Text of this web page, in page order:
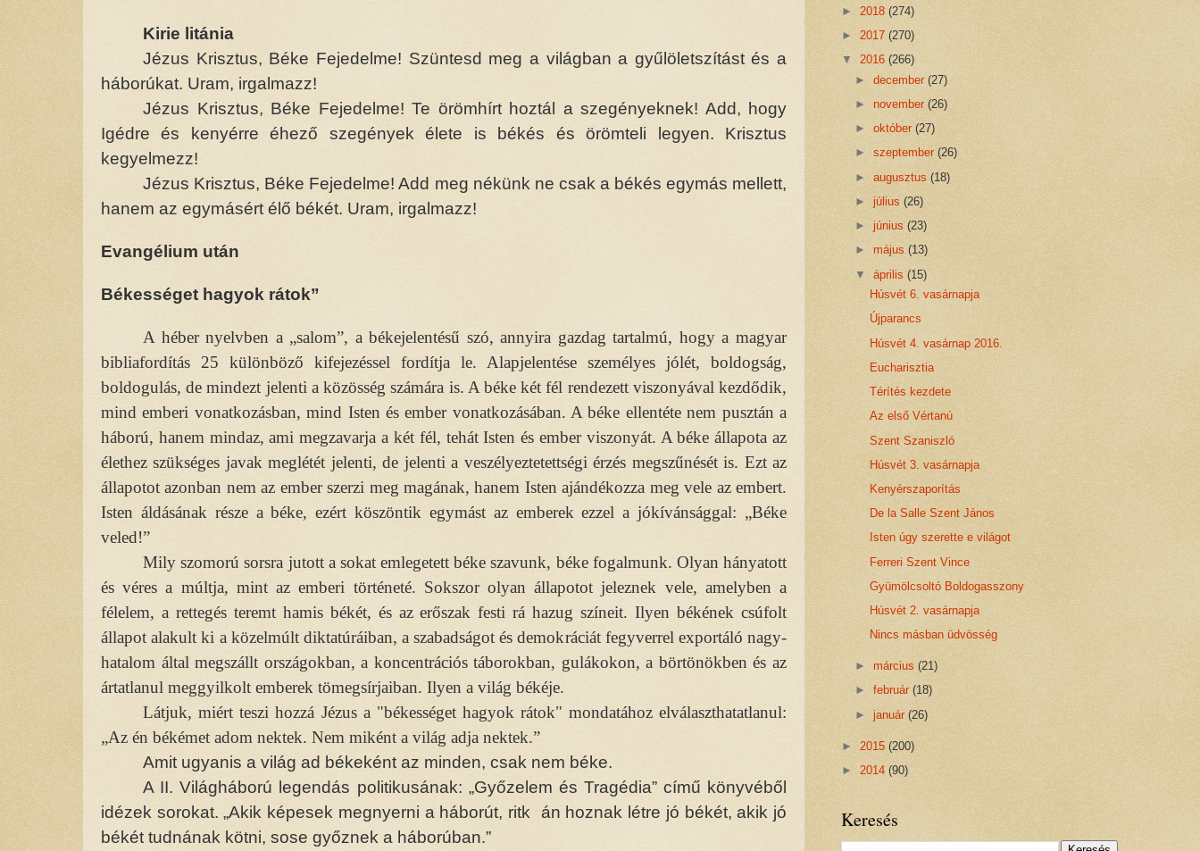
Kirie litánia
Jézus Krisztus, Béke Fejedelme! Szüntesd meg a világban a gyűlöletszítást és a
háborúkat. Uram, irgalmazz!
Jézus Krisztus, Béke Fejedelme! Te örömhírt hoztál a szegényeknek! Add, hogy
Igédre és kenyérre éhező szegények élete is békés és örömteli legyen. Krisztus
kegyelmezz!
Jézus Krisztus, Béke Fejedelme! Add meg nékünk ne csak a békés egymás mellett,
hanem az egymásért élő békét. Uram, irgalmazz!
Evangélium után
Békességet hagyok rátok”
A héber nyelvben a „salom”, a békejelentésű szó, annyira gazdag tartalmú, hogy a magyar
bibliafordítás 25 különböző kifejezéssel fordítja le. Alapjelentése személyes jólét, boldogság,
boldogulás, de mindezt jelenti a közösség számára is. A béke két fél rendezett viszonyával kezdődik,
mind emberi vonatkozásban, mind Isten és ember vonatkozásában. A béke ellentéte nem pusztán a
háború, hanem mindaz, ami megzavarja a két fél, tehát Isten és ember viszonyát. A béke állapota az
élethez szükséges javak meglétét jelenti, de jelenti a veszélyeztetettségi érzés megszűnését is. Ezt az
állapotot azonban nem az ember szerzi meg magának, hanem Isten ajándékozza meg vele az embert.
Isten áldásának része a béke, ezért köszöntik egymást az emberek ezzel a jókívánsággal: „Béke
veled!”
Mily szomorú sorsra jutott a sokat emlegetett béke szavunk, béke fogalmunk. Olyan hányatott
és véres a múltja, mint az emberi történeté. Sokszor olyan állapotot jeleznek vele, amelyben a
félelem, a rettegés teremt hamis békét, és az erőszak festi rá hazug színeit. Ilyen békének csúfolt
állapot alakult ki a közelmúlt diktatúráiban, a szabadságot és demokráciát fegyverrel exportáló nagy-
hatalom által megszállt országokban, a koncentrációs táborokban, gulákokon, a börtönökben és az
ártatlanul meggyilkolt emberek tömegsírjaiban. Ilyen a világ békéje.
Látjuk, miért teszi hozzá Jézus a "békességet hagyok rátok" mondatához elválaszthatatlanul:
„Az én békémet adom nektek. Nem miként a világ adja nektek.”
Amit ugyanis a világ ad békeként az minden, csak nem béke.
A II. Világháború legendás politikusának: „Győzelem és Tragédia” című könyvéből
idézek sorokat. „Akik képesek megnyerni a háborút, ritk án hoznak létre jó békét, akik jó
békét tudnának kötni, sose győznek a háborúban.”
► 2018 (274)
► 2017 (270)
▼ 2016 (266)
►december(27)
►november(26)
►október(27)
►szeptember(26)
►augusztus(18)
►július(26)
►június(23)
►május(13)
▼április(15)
Húsvét 6. vasárnapja
Újparancs
Húsvét 4. vasárnap 2016.
Eucharisztia
Térítés kezdete
Az első Vértanú
Szent Szaniszló
Húsvét 3. vasárnapja
Kenyérszaporítás
De la Salle Szent János
Isten úgy szerette e világot
Ferreri Szent Vince
Gyümölcsoltó Boldogasszony
Húsvét 2. vasárnapja
Nincs másban üdvösség
►március(21)
►február(18)
►január(26)
► 2015 (200)
► 2014 (90)
Keresés